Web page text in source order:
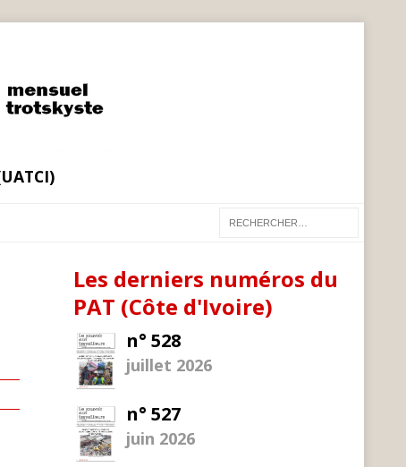
Les derniers numéros du
PAT (Côte d'Ivoire)
n° 528
juillet 2026
n° 527
juin 2026